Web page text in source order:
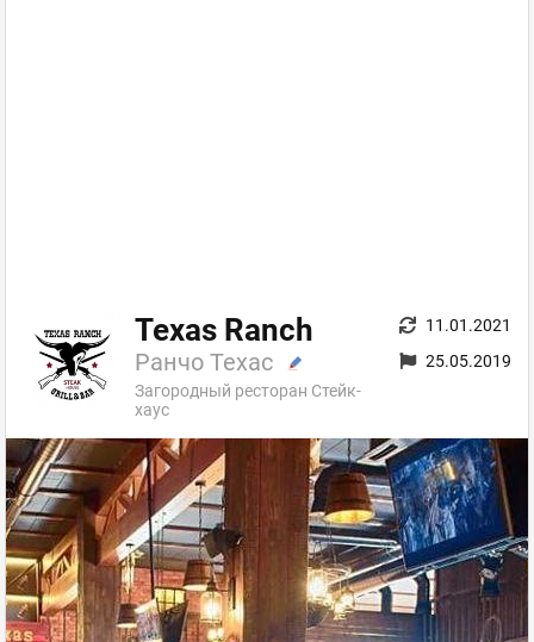
Texas Ranch
Ранчо Техас
Загородный ресторан Стейк-
хаус
11.01.2021
25.05.2019